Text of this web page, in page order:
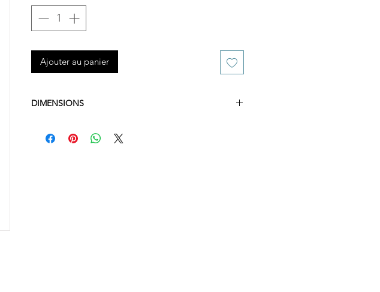
Ajouter au panier
DIMENSIONS